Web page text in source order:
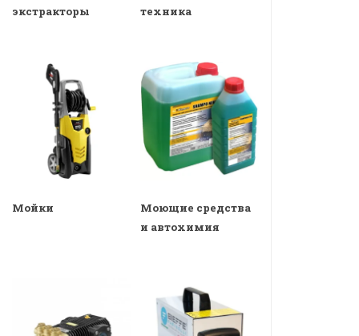
экстракторы
техника
Мойки
Моющие средства
и автохимия